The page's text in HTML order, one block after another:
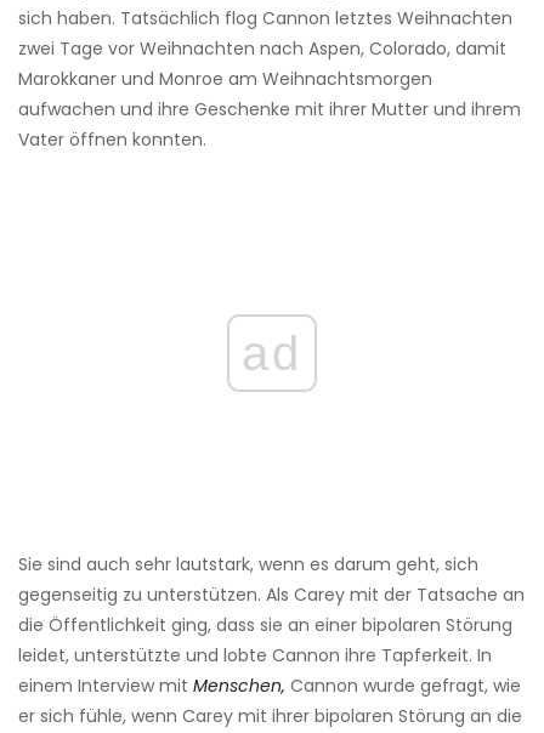
sich haben. Tatsächlich flog Cannon letztes Weihnachten
zwei Tage vor Weihnachten nach Aspen, Colorado, damit
Marokkaner und Monroe am Weihnachtsmorgen
aufwachen und ihre Geschenke mit ihrer Mutter und ihrem
Vater öffnen konnten.
ad
Sie sind auch sehr lautstark, wenn es darum geht, sich
gegenseitig zu unterstützen. Als Carey mit der Tatsache an
die Öffentlichkeit ging, dass sie an einer bipolaren Störung
leidet, unterstützte und lobte Cannon ihre Tapferkeit. In
einem Interview mit Menschen, Cannon wurde gefragt, wie
er sich fühle, wenn Carey mit ihrer bipolaren Störung an die